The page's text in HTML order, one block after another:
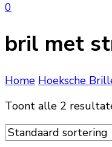
naar
0
bril met
Home Hoeksche
Toont alle 2